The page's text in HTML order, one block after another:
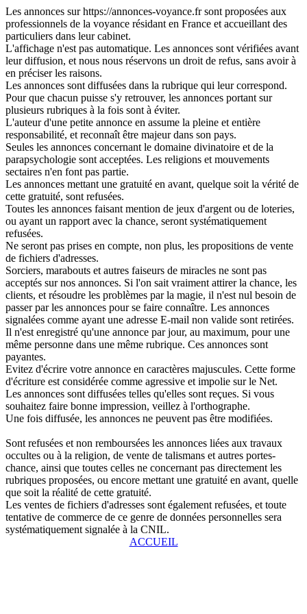
Les annonces sur https://annonces-voyance.fr sont proposées aux
professionnels de la voyance résidant en France et accueillant des
particuliers dans leur cabinet.
L'affichage n'est pas automatique. Les annonces sont vérifiées avant
leur diffusion, et nous nous réservons un droit de refus, sans avoir à
en préciser les raisons.
Les annonces sont diffusées dans la rubrique qui leur correspond.
Pour que chacun puisse s'y retrouver, les annonces portant sur
plusieurs rubriques à la fois sont à éviter.
L'auteur d'une petite annonce en assume la pleine et entière
responsabilité, et reconnaît être majeur dans son pays.
Seules les annonces concernant le domaine divinatoire et de la
parapsychologie sont acceptées. Les religions et mouvements
sectaires n'en font pas partie.
Les annonces mettant une gratuité en avant, quelque soit la vérité de
cette gratuité, sont refusées.
Toutes les annonces faisant mention de jeux d'argent ou de loteries,
ou ayant un rapport avec la chance, seront systématiquement
refusées.
Ne seront pas prises en compte, non plus, les propositions de vente
de fichiers d'adresses.
Sorciers, marabouts et autres faiseurs de miracles ne sont pas
acceptés sur nos annonces. Si l'on sait vraiment attirer la chance, les
clients, et résoudre les problèmes par la magie, il n'est nul besoin de
passer par les annonces pour se faire connaître. Les annonces
signalées comme ayant une adresse E-mail non valide sont retirées.
Il n'est enregistré qu'une annonce par jour, au maximum, pour une
même personne dans une même rubrique. Ces annonces sont
payantes.
Evitez d'écrire votre annonce en caractères majuscules. Cette forme
d'écriture est considérée comme agressive et impolie sur le Net.
Les annonces sont diffusées telles qu'elles sont reçues. Si vous
souhaitez faire bonne impression, veillez à l'orthographe.
Une fois diffusée, les annonces ne peuvent pas être modifiées.
Sont refusées et non remboursées les annonces liées aux travaux
occultes ou à la religion, de vente de talismans et autres portes-
chance, ainsi que toutes celles ne concernant pas directement les
rubriques proposées, ou encore mettant une gratuité en avant, quelle
que soit la réalité de cette gratuité.
Les ventes de fichiers d'adresses sont également refusées, et toute
tentative de commerce de ce genre de données personnelles sera
systématiquement signalée à la CNIL.
ACCUEIL